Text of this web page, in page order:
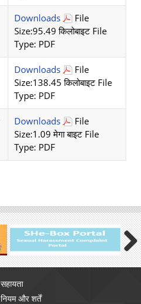
Downloads
File
Size:95.49 किलोबाइट File
Type: PDF
Downloads
File
Size:138.45 किलोबाइट File
Type: PDF
Downloads
File
Size:1.09 मेगा बाइट File
Type: PDF
Next
menu
सहायता
नियम और शर्तें